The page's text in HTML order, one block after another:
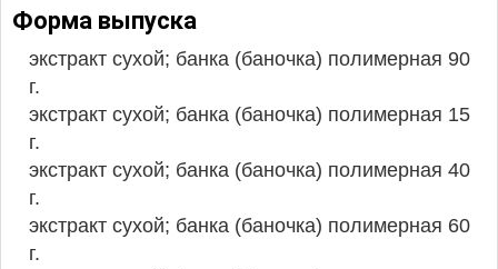
Форма выпуска
экстракт сухой; банка (баночка) полимерная 90
г.
экстракт сухой; банка (баночка) полимерная 15
г.
экстракт сухой; банка (баночка) полимерная 40
г.
экстракт сухой; банка (баночка) полимерная 60
г.